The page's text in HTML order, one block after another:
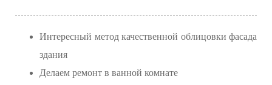
Интересный метод качественной облицовки фасада
здания
Делаем ремонт в ванной комнате